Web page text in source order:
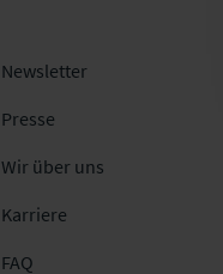
Newsletter
Presse
Wir über uns
Karriere
FAQ